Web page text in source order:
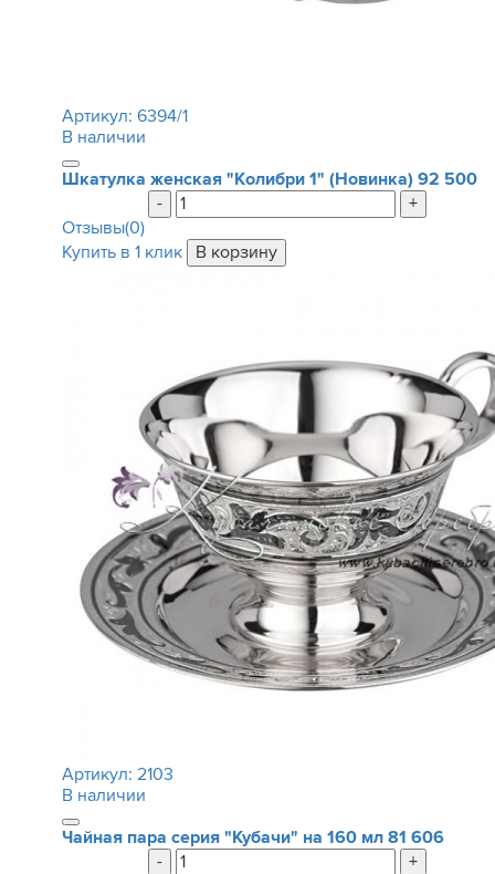
Артикул: 6394/1
В наличии
Шкатулка женская "Колибри 1" (Новинка) 92 500
-
+
Отзывы(0)
Купить в 1 клик
Артикул: 2103
В наличии
Чайная пара серия "Кубачи" на 160 мл 81 606
-
+